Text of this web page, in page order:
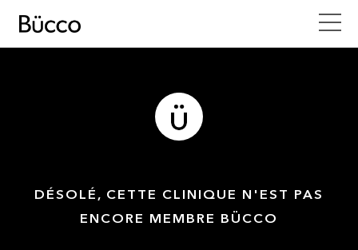
DÉSOLÉ, CETTE CLINIQUE N'EST PAS
ENCORE MEMBRE BÜCCO